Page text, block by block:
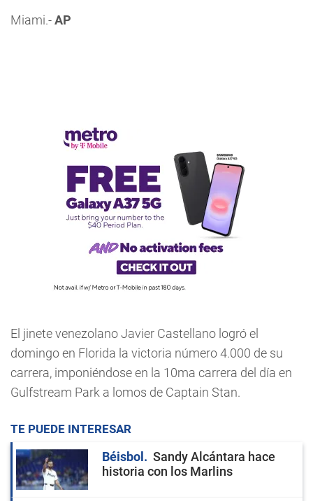
Miami.-AP
El jinete venezolano Javier Castellano logró el
domingo en Florida la victoria número 4.000 de su
carrera, imponiéndose en la 10ma carrera del día en
Gulfstream Park a lomos de Captain Stan.
TE PUEDE INTERESAR
Béisbol
Sandy Alcántara hace
historia con los Marlins